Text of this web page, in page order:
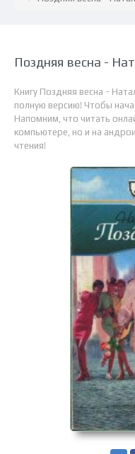
Поздняя весна -
Книгу Поздняя весна -
полную версию! Чтобы
Напомним, что читать
компьютере, но и на
чтения!